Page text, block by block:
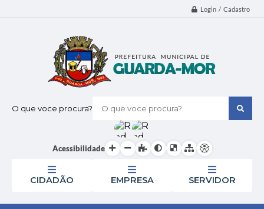
Login / Cadastro
O que voce procura?
Acessibilidade
CIDADÃO EMPRESA SERVIDOR